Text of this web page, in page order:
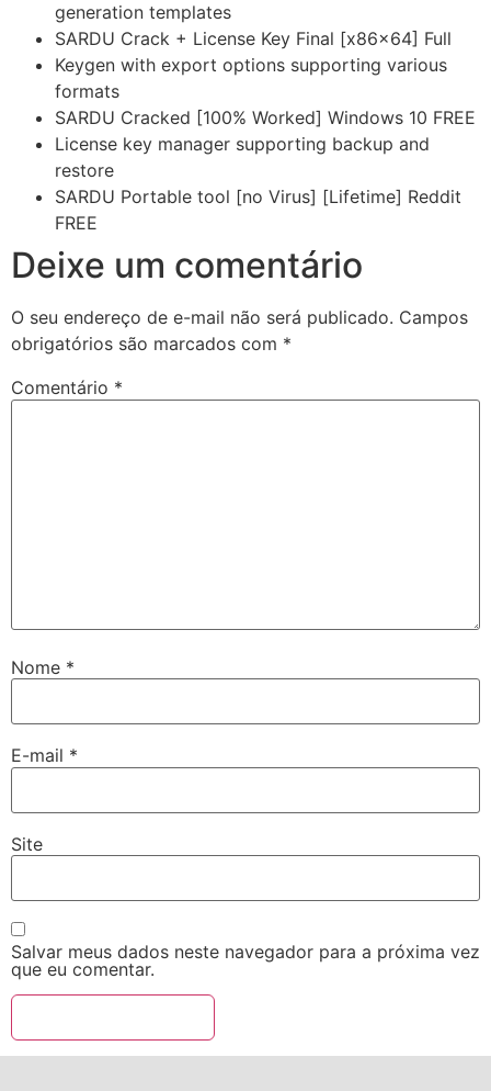
generation templates
SARDU Crack + License Key Final [x86x64] Full
Keygen with export options supporting various
formats
SARDU Cracked [100% Worked] Windows 10 FREE
License key manager supporting backup and
restore
SARDU Portable tool [no Virus] [Lifetime] Reddit
FREE
Deixe um comentário
O seu endereço de e-mail não será publicado. Campos
obrigatórios são marcados com *
Comentário *
Nome *
E-mail *
Site
Salvar meus dados neste navegador para a próxima vez
que eu comentar.